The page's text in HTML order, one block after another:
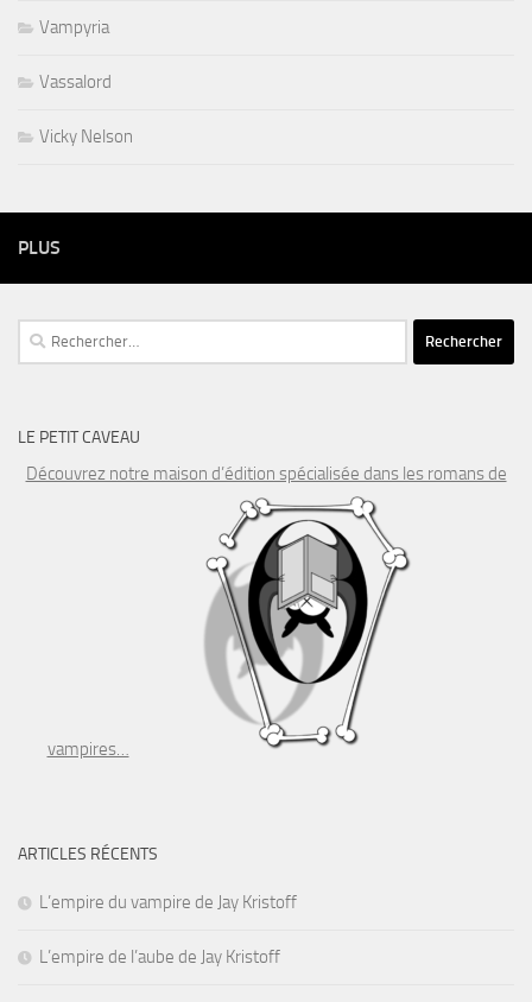
Vampyria
Vassalord
Vicky Nelson
PLUS
Rechercher :
LE PETIT CAVEAU
Découvrez notre maison d’édition spécialisée dans les romans de
vampires…
ARTICLES RÉCENTS
L’empire du vampire de Jay Kristoff
L’empire de l’aube de Jay Kristoff